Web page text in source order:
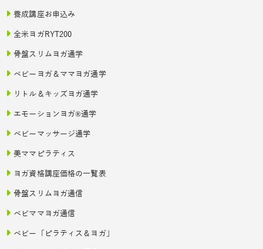
養成講座お申込み
全米ヨガRYT200
骨盤スリムヨガ通学
ベビーヨガ＆ママヨガ通学
リトル＆キッズヨガ通学
エモーションヨガ®通学
ベビーマッサージ通学
美ママピラティス
ヨガ資格講座価格の一覧表
骨盤スリムヨガ通信
ベビママヨガ通信
ベビー「ピラティス＆ヨガ」